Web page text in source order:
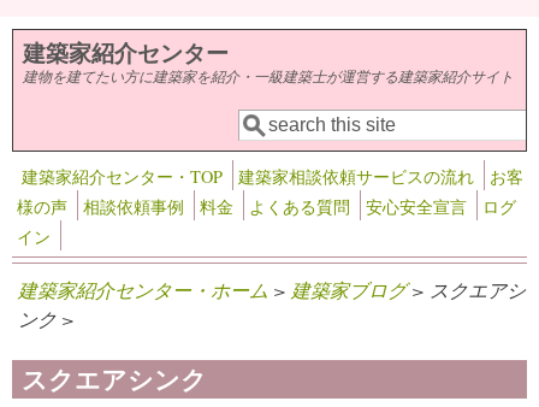
メインコンテンツに移動
建築家紹介センター
建物を建てたい方に建築家を紹介・一級建築士が運営する建築家紹介サイト
検索フォーム
検索
建築家紹介センター・TOP 建築家相談依頼サービスの流れ
お客
様の声
相談依頼事例 料金 よくある質問 安心安全宣言
ログ
イン
建築家紹介センター・ホーム > 建築家ブログ> スクエアシ
ンク >
スクエアシンク